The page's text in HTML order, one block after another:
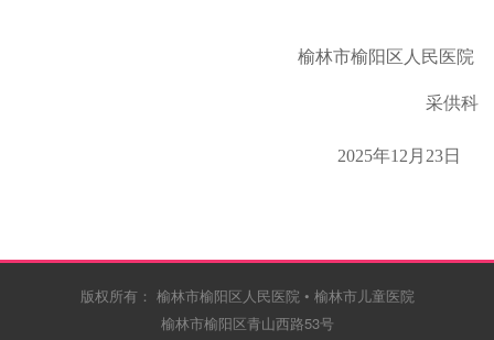
榆林市榆阳区人民医院
采供科
2025年1 2 月 23日
版权所有： 榆林市榆阳区人民医院 • 榆林市儿童医院
榆林市榆阳区青山西路53号